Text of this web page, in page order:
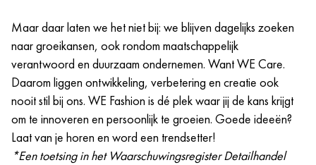
Maar daar laten we het niet bij: we blijven dagelijks zoeken
naar groeikansen, ook rondom maatschappelijk
verantwoord en duurzaam ondernemen. Want WE Care.
Daarom liggen ontwikkeling, verbetering en creatie ook
nooit stil bij ons. WE Fashion is dé plek waar jij de kans krijgt
om te innoveren en persoonlijk te groeien. Goede ideeën?
Laat van je horen en word een trendsetter!
*Een toetsing in het Waarschuwingsregister Detailhandel